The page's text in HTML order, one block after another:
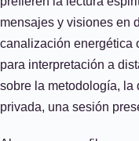
mensajes y visiones en
canalización energética
para interpretación a
sobre la metodología, la
privada, una sesión